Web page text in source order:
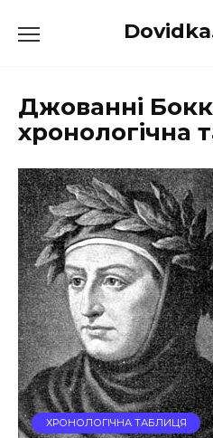
до
Джованні
хронологічна
ХРОНОЛОГІЧНА ТАБЛИЦЯ